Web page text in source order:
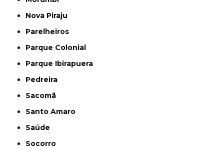
Nova Piraju
Parelheiros
Parque Colonial
Parque Ibirapuera
Pedreira
Sacomã
Santo Amaro
Saúde
Socorro